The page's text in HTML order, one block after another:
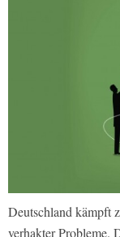
Deutschland kämpft
verhakter Probleme.